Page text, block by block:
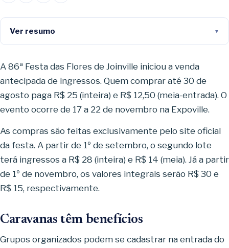
Ver resumo
A 86ª Festa das Flores de Joinville iniciou a venda
antecipada de ingressos. Quem comprar até 30 de
agosto paga R$ 25 (inteira) e R$ 12,50 (meia-entrada). O
evento ocorre de 17 a 22 de novembro na Expoville.
As compras são feitas exclusivamente pelo site oficial
da festa. A partir de 1º de setembro, o segundo lote
terá ingressos a R$ 28 (inteira) e R$ 14 (meia). Já a partir
de 1º de novembro, os valores integrais serão R$ 30 e
R$ 15, respectivamente.
Caravanas têm benefícios
Grupos organizados podem se cadastrar na entrada do